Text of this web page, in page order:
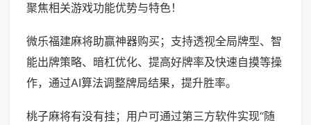
聚焦相关游戏功能优势与特色！
微乐福建麻将助赢神器购买；支持透视全局牌型、智
能出牌策略、暗杠优化、提高好牌率及快速自摸等操
作，通过AI算法调整牌局结果，提升胜率。
桃子麻将有没有挂；用户可通过第三方软件实现“随